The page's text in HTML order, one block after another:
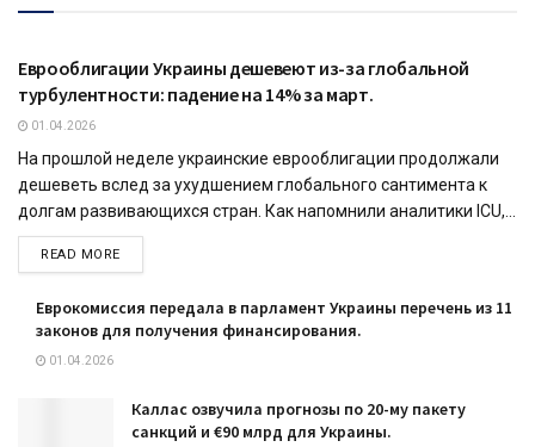
ЕКОНОМІКА
Еврооблигации Украины дешевеют из-за глобальной
турбулентности: падение на 14% за март.
01.04.2026
На прошлой неделе украинские еврооблигации продолжали
дешеветь вслед за ухудшением глобального сантимента к
долгам развивающихся стран. Как напомнили аналитики ICU,...
READ MORE
Еврокомиссия передала в парламент Украины перечень из 11
законов для получения финансирования.
01.04.2026
Каллас озвучила прогнозы по 20-му пакету
санкций и €90 млрд для Украины.